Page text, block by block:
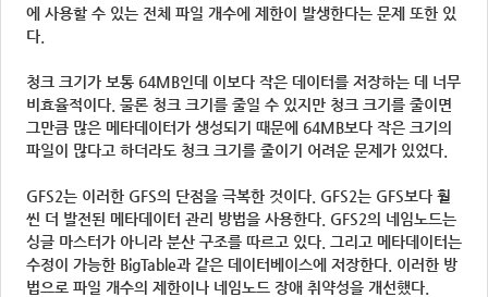
에 사용할 수 있는 전체 파일 개수에 제한이 발생한다는 문제 또한 있
다.
청크 크기가 보통 64MB인데 이보다 작은 데이터를 저장하는 데 너무
비효율적이다. 물론 청크 크기를 줄일 수 있지만 청크 크기를 줄이면
그만큼 많은 메타데이터가 생성되기 때문에 64MB보다 작은 크기의
파일이 많다고 하더라도 청크 크기를 줄이기 어려운 문제가 있었다.
GFS2는 이러한 GFS의 단점을 극복한 것이다. GFS2는 GFS보다 훨
씬 더 발전된 메타데이터 관리 방법을 사용한다. GFS2의 네임노드는
싱글 마스터가 아니라 분산 구조를 따르고 있다. 그리고 메타데이터는
수정이 가능한 BigTable과 같은 데이터베이스에 저장한다. 이러한 방
법으로 파일 개수의 제한이나 네임노드 장애 취약성을 개선했다.